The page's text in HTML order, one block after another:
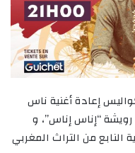
إعادة أغنية ناس
رويشة “إناس إناس”، و
النابع من التراث المغربي